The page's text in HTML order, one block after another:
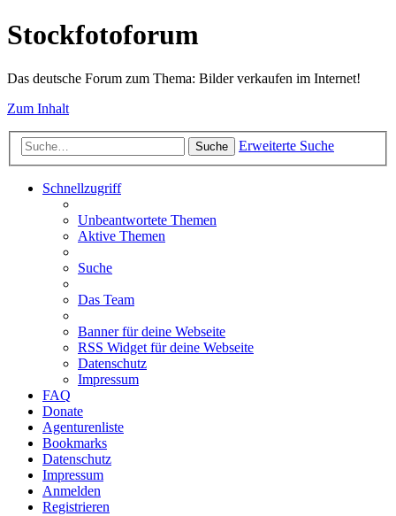
Stockfotoforum
Das deutsche Forum zum Thema: Bilder verkaufen im Internet!
Zum Inhalt
Suche Erweiterte Suche
Schnellzugriff
Unbeantwortete Themen
Aktive Themen
Suche
Das Team
Banner für deine Webseite
RSS Widget für deine Webseite
Datenschutz
Impressum
FAQ
Donate
Agenturenliste
Bookmarks
Datenschutz
Impressum
Anmelden
Registrieren